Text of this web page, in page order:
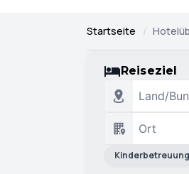
Startseite
Reiseziel
Land/
Ort
Kinderbetreuung